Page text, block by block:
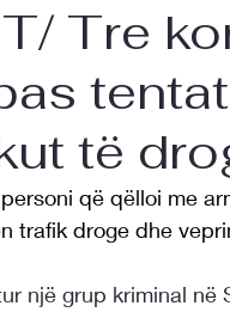
Tre
të
që qëlloi me
trafik droge dhe
një grup kriminal